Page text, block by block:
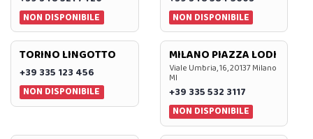
NON DISPONIBILE
NON DISPONIBILE
TORINO LINGOTTO
+39 335 123 456
NON DISPONIBILE
MILANO PIAZZA LODI
Viale Umbria, 16, 20137 Milano
MI
+39 335 532 3117
NON DISPONIBILE